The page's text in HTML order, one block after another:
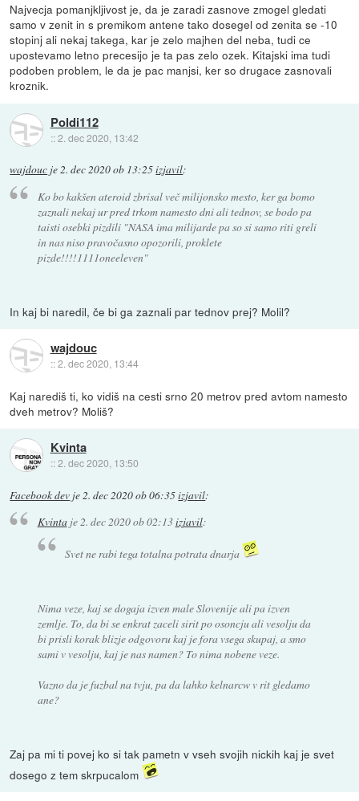
Najvecja pomanjkljivost je, da je zaradi zasnove zmogel gledati
samo v zenit in s premikom antene tako dosegel od zenita se -10
stopinj ali nekaj takega, kar je zelo majhen del neba, tudi ce
upostevamo letno precesijo je ta pas zelo ozek. Kitajski ima tudi
podoben problem, le da je pac manjsi, ker so drugace zasnovali
kroznik.
Poldi112
::2. dec 2020, 13:42
wajdouc je2. dec 2020 ob 13:25izjavil:
Ko bo kakšen ateroid zbrisal več milijonsko mesto, ker ga bomo
zaznali nekaj ur pred trkom namesto dni ali tednov, se bodo pa
taisti osebki pizdili "NASA ima milijarde pa so si samo riti greli
in nas niso pravočasno opozorili, proklete
pizde!!!!1111oneeleven"
In kaj bi naredil, če bi ga zaznali par tednov prej? Molil?
wajdouc
::2. dec 2020, 13:44
Kaj narediš ti, ko vidiš na cesti srno 20 metrov pred avtom namesto
dveh metrov? Moliš?
Kvinta
::2. dec 2020, 13:50
Facebook dev je2. dec 2020 ob 06:35izjavil:
Kvintaje2. dec 2020 ob 02:13izjavil:
Svet ne rabi tega totalna potrata dnarja
Nima veze, kaj se dogaja izven male Slovenije ali pa izven
zemlje. To, da bi se enkrat zaceli sirit po osoncju ali vesolju da
bi prisli korak blizje odgovoru kaj je fora vsega skupaj, a smo
sami v vesolju, kaj je nas namen? To nima nobene veze.
Vazno da je fuzbal na tvju, pa da lahko kelnarcw v rit gledamo
ane?
Zaj pa mi ti povej ko si tak pametn v vseh svojih nickih kaj je svet
dosego z tem skrpucalom